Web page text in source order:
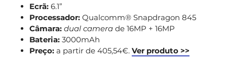
Ecrã: 6.1”
Processador: Qualcomm® Snapdragon 845
Câmara: dual camera de 16MP + 16MP
Bateria: 3000mAh
Preço: a partir de 405,54€. Ver produto >>